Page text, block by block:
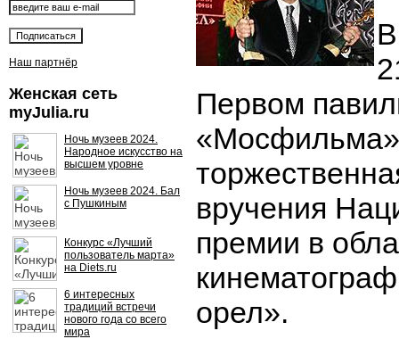
Наш партнёр
Женская сеть
myJulia.ru
Ночь музеев 2024.
Народное искусство на
высшем уровне
Ночь музеев 2024. Бал
с Пушкиным
Конкурс «Лучший
пользователь марта»
на Diets.ru
6 интересных
традиций встречи
нового года со всего
мира
Первом
вручения
премии в
орел».